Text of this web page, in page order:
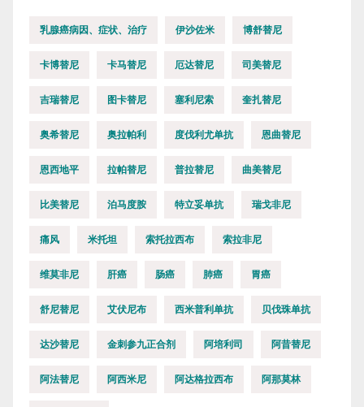
乳腺癌病因、症状、治疗 伊沙佐米 博舒替尼
卡博替尼 卡马替尼 厄达替尼 司美替尼
吉瑞替尼 图卡替尼 塞利尼索 奎扎替尼
奥希替尼 奥拉帕利 度伐利尤单抗 恩曲替尼
恩西地平 拉帕替尼 普拉替尼 曲美替尼
比美替尼 泊马度胺 特立妥单抗 瑞戈非尼
痛风 米托坦 索托拉西布 索拉非尼
维莫非尼 肝癌 肠癌 肺癌 胃癌
舒尼替尼 艾伏尼布 西米普利单抗 贝伐珠单抗
达沙替尼 金刺参九正合剂 阿培利司 阿昔替尼
阿法替尼 阿西米尼 阿达格拉西布 阿那莫林